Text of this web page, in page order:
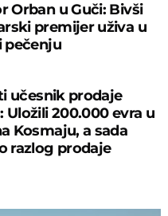
Orban u Guči: Bivši
premijer uživa u
pečenju
učesnik prodaje
Uložili 200.000 evra u
Kosmaju, a sada
razlog prodaje